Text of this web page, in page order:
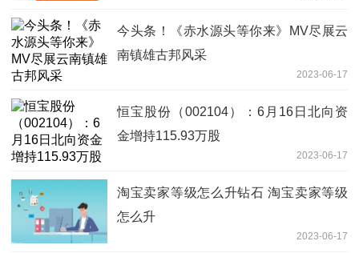
今头条！《赤水源头等你来》MV尽展云
南镇雄古邦风采
2023-06-17
恒宝股份（002104）：6月16日北向资
金增持115.93万股
2023-06-17
淘宝卖家等级怎么升钻石 淘宝卖家等级
怎么升
2023-06-17